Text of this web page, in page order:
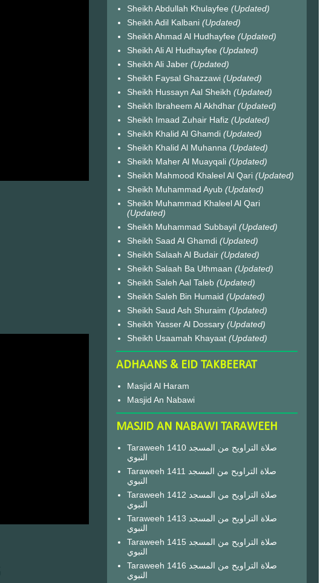
Sheikh Abdullah Khulayfee (Updated)
Sheikh Adil Kalbani (Updated)
Sheikh Ahmad Al Hudhayfee (Updated)
Sheikh Ali Al Hudhayfee (Updated)
Sheikh Ali Jaber (Updated)
Sheikh Faysal Ghazzawi (Updated)
Sheikh Hussayn Aal Sheikh (Updated)
Sheikh Ibraheem Al Akhdhar (Updated)
Sheikh Imaad Zuhair Hafiz (Updated)
Sheikh Khalid Al Ghamdi (Updated)
Sheikh Khalid Al Muhanna (Updated)
Sheikh Maher Al Muayqali (Updated)
Sheikh Mahmood Khaleel Al Qari (Updated)
Sheikh Muhammad Ayub (Updated)
Sheikh Muhammad Khaleel Al Qari
(Updated)
Sheikh Muhammad Subbayil (Updated)
Sheikh Saad Al Ghamdi (Updated)
Sheikh Salaah Al Budair (Updated)
Sheikh Salaah Ba Uthmaan (Updated)
Sheikh Saleh Aal Taleb (Updated)
Sheikh Saleh Bin Humaid (Updated)
Sheikh Saud Ash Shuraim (Updated)
Sheikh Yasser Al Dossary (Updated)
Sheikh Usaamah Khayaat (Updated)
ADHAANS & EID TAKBEERAT
Masjid Al Haram
Masjid An Nabawi
MASJID AN NABAWI TARAWEEH
Taraweeh 1410 صلاة التراويح من المسجد
النبوي
Taraweeh 1411 صلاة التراويح من المسجد
النبوي
Taraweeh 1412 صلاة التراويح من المسجد
النبوي
Taraweeh 1413 صلاة التراويح من المسجد
النبوي
Taraweeh 1415 صلاة التراويح من المسجد
النبوي
Taraweeh 1416 صلاة التراويح من المسجد
النبوي